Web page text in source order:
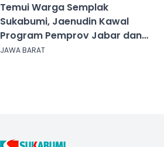
Temui Warga Semplak
Sukabumi, Jaenudin Kawal
Program Pemprov Jabar dan
Serap Aspirasi
JAWA BARAT